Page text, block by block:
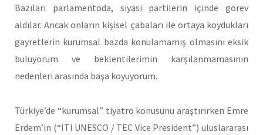
Bazıları parlamentoda, siyasi partilerin içinde görev
aldılar. Ancak onların kişisel çabaları ile ortaya koydukları
gayretlerin kurumsal bazda konulamamış olmasını eksik
buluyorum ve beklentilerimin karşılanmamasının
nedenleri arasında başa koyuyorum.
Türkiye’de “kurumsal” tiyatro konusunu araştırırken Emre
Erdem’in (“ITI UNESCO / TEC Vice President”) uluslararası